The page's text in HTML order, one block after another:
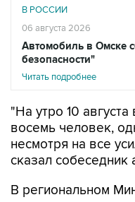
В РОССИИ
06 августа 2026
Автомобиль в Омске
безопасности"
Читать подробнее
"На утро 10
восемь человек,
несмотря на все
сказал собеседник
В региональном